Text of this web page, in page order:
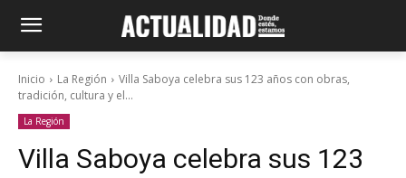
Inicio La Región
Villa Saboya celebra sus 123 años con obras,
tradición, cultura y el...
La Región
Villa Saboya celebra sus 123